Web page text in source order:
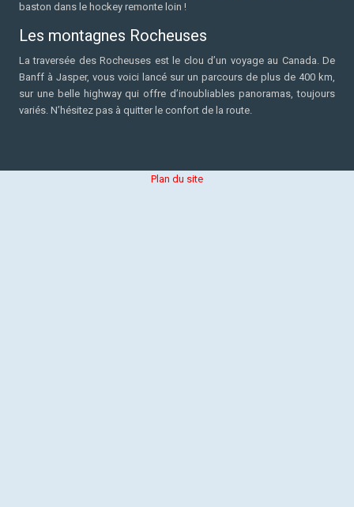
baston dans le hockey remonte loin !
Les montagnes Rocheuses
La traversée des Rocheuses est le clou d’un voyage au Canada. De
Banff à Jasper, vous voici lancé sur un parcours de plus de 400 km,
sur une belle highway qui offre d’inoubliables panoramas, toujours
variés. N’hésitez pas à quitter le confort de la route.
Plan du site